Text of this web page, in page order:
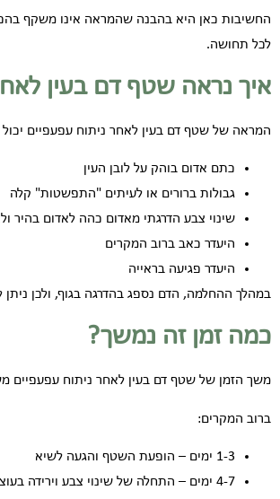
החשיבות כאן היא בהבנה שהמראה אינו משקף
לכל תחושה.
איך נראה שטף דם בעין
המראה של שטף דם בעין לאחר ניתוח עפעפיים
כתם אדום בוהק על לובן העין
גבולות ברורים או לעיתים "התפשטות" קלה
שינוי צבע הדרגתי מאדום כהה לאדום בהיר
היעדר כאב ברוב המקרים
היעדר פגיעה בראייה
במהלך ההחלמה, הדם נספג בהדרגה בגוף, ולכן
כמה זמן זה נמשך?
משך הזמן של שטף דם בעין לאחר ניתוח עפעפיים
ברוב המקרים:
1-3 ימים – הופעת השטף והגעה לשיא
4-7 ימים – התחלה של שינוי צבע וירידה בעוצמה